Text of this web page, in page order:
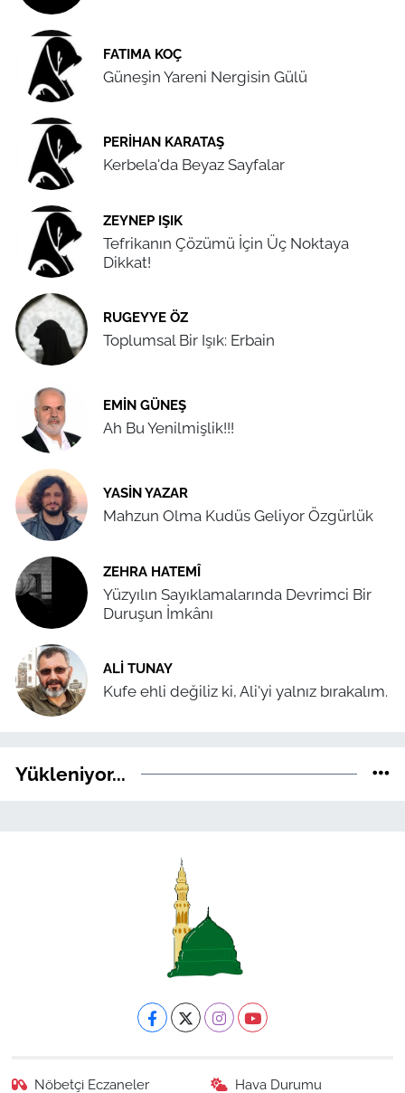
FATIMA KOÇ
Güneşin Yareni Nergisin Gülü
PERIHAN KARATAŞ
Kerbela'da Beyaz Sayfalar
ZEYNEP IŞIK
Tefrikanın Çözümü İçin Üç Noktaya
Dikkat!
RUGEYYE ÖZ
Toplumsal Bir Işık: Erbain
EMIN GÜNEŞ
Ah Bu Yenilmişlik!!!
YASIN YAZAR
Mahzun Olma Kudüs Geliyor Özgürlük
ZEHRA HATEMÎ
Yüzyılın Sayıklamalarında Devrimci Bir
Duruşun İmkânı
ALI TUNAY
Kufe ehli değiliz ki, Ali'yi yalnız bırakalım.
Yükleniyor...
Nöbetçi Eczaneler Hava Durumu